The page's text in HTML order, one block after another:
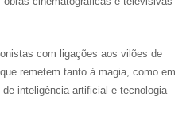
com ligações aos vilões de
remetem tanto à magia, como em
inteligência artificial e tecnologia